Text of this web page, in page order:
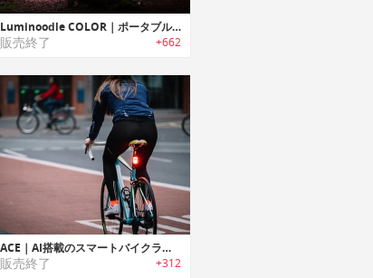
Luminoodle COLOR｜ポータブルLEDライトロープ「ルミヌードル・カラー」
販売終了 +662
ACE｜AI搭載のスマートバイクライト「エース」
販売終了 +312